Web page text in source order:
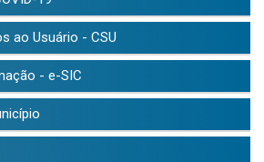
ao Usuário - CSU
- e-SIC